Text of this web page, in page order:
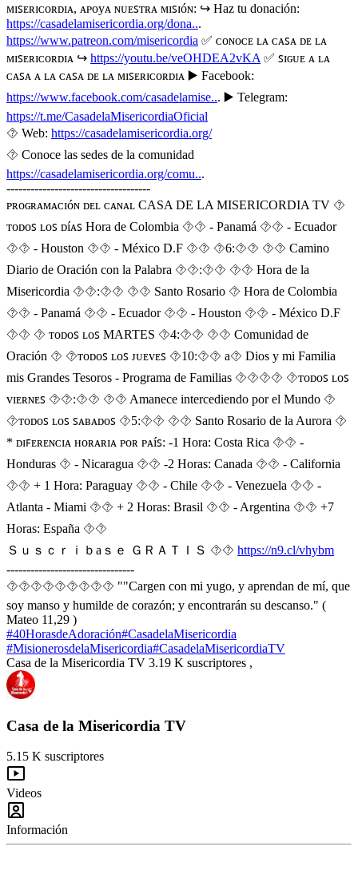
ᴍɪꜱᴇʀɪᴄᴏʀᴅɪᴀ, ᴀᴩᴏyᴀ ɴᴜᴇꜱᴛʀᴀ ᴍɪꜱɪóɴ: ↪️ Haz tu donación:
https://casadelamisericordia.org/dona...
https://www.patreon.com/misericordia ✅ ᴄᴏɴᴏᴄᴇ ʟᴀ ᴄᴀꜱᴀ ᴅᴇ ʟᴀ
ᴍɪꜱᴇʀɪᴄᴏʀᴅɪᴀ ↪️ https://youtu.be/veOHDEA2vKA ✅ ꜱɪɢᴜᴇ ᴀ ʟᴀ
ᴄᴀꜱᴀ ᴀ ʟᴀ ᴄᴀꜱᴀ ᴅᴇ ʟᴀ ᴍɪꜱᴇʀɪᴄᴏʀᴅɪᴀ ▶️ Facebook:
https://www.facebook.com/casadelamise... ▶️ Telegram:
https://t.me/CasadelaMisericordiaOficial
⯑️ Web: https://casadelamisericordia.org/
⯑ Conoce las sedes de la comunidad
https://casadelamisericordia.org/comu...
------------------------------------
ᴩʀᴏɢʀᴀᴍᴀᴄɪóɴ ᴅᴇʟ ᴄᴀɴᴀʟ CASA DE LA MISERICORDIA TV ⯑
ᴛᴏᴅᴏꜱ ʟᴏꜱ ᴅíᴀꜱ Hora de Colombia ⯑⯑ - Panamá ⯑⯑ - Ecuador
⯑⯑ - Houston ⯑⯑ - México D.F ⯑⯑ ⯑6:⯑⯑ ⯑⯑ Camino
Diario de Oración con la Palabra ⯑⯑:⯑⯑ ⯑⯑ Hora de la
Misericordia ⯑⯑:⯑⯑ ⯑⯑ Santo Rosario ⯑ Hora de Colombia
⯑⯑ - Panamá ⯑⯑ - Ecuador ⯑⯑ - Houston ⯑⯑ - México D.F
⯑⯑ ⯑ ᴛᴏᴅᴏꜱ ʟᴏꜱ MARTES ⯑4:⯑⯑ ⯑⯑ Comunidad de
Oración ⯑ ⯑ᴛᴏᴅᴏꜱ ʟᴏꜱ ᴊᴜᴇᴠᴇꜱ ⯑10:⯑⯑ a⯑ Dios y mi Familia
mis Grandes Tesoros - Programa de Familias ⯑‍⯑‍⯑‍⯑ ⯑ᴛᴏᴅᴏꜱ ʟᴏꜱ
ᴠɪᴇʀɴᴇꜱ ⯑⯑:⯑⯑ ⯑⯑ Amanece intercediendo por el Mundo ⯑
⯑ᴛᴏᴅᴏꜱ ʟᴏꜱ ꜱᴀʙᴀᴅᴏꜱ ⯑5:⯑⯑ ⯑⯑ Santo Rosario de la Aurora ⯑
* ᴅɪꜰᴇʀᴇɴᴄɪᴀ ʜᴏʀᴀʀɪᴀ ᴩᴏʀ ᴩᴀíꜱ: -1 Hora: Costa Rica ⯑⯑ -
Honduras ⯑ - Nicaragua ⯑⯑ -2 Horas: Canada ⯑⯑ - California
⯑⯑ + 1 Hora: Paraguay ⯑⯑ - Chile ⯑⯑ - Venezuela ⯑⯑ -
Atlanta - Miami ⯑⯑ + 2 Horas: Brasil ⯑⯑ - Argentina ⯑⯑ +7
Horas: España ⯑⯑
Ｓｕｓｃｒｉｂaｓｅ ＧＲＡＴＩＳ ⯑⯑ https://n9.cl/vhybm
--------------------------------
⯑⯑⯑⯑⯑⯑⯑⯑⯑ ""Cargen con mi yugo, y aprendan de mí, que
soy manso y humilde de corazón; y encontrarán su descanso." (
Mateo 11,29 )
#40HorasdeAdoración#CasadelaMisericordia
#MisionerosdelaMisericordia#CasadelaMisericordiaTV
Casa de la Misericordia TV 3.19 K suscriptores ,
Casa de la Misericordia TV
5.15 K suscriptores
Videos
Información